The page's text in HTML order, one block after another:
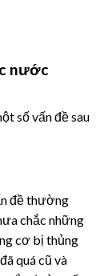
nước
số vấn đề sau
đề thường
chắc những
cơ bị thủng
quá cũ và